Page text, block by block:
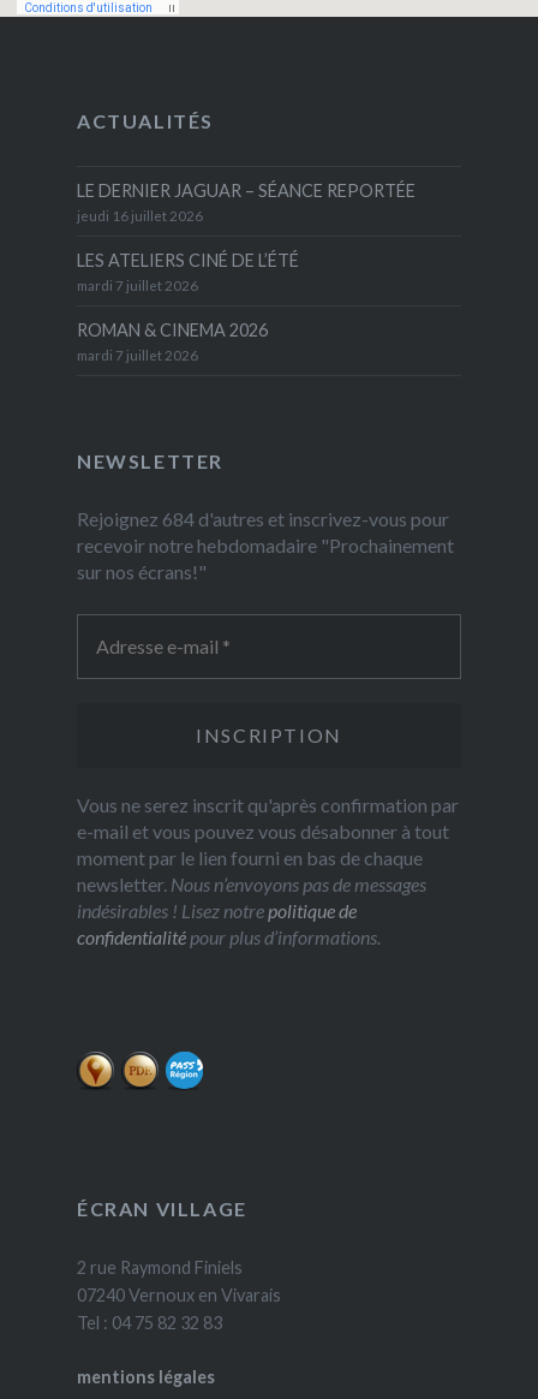
ACTUALITÉS
LE DERNIER JAGUAR – SÉANCE REPORTÉE
jeudi 16 juillet 2026
LES ATELIERS CINÉ DE L’ÉTÉ
mardi 7 juillet 2026
ROMAN & CINEMA 2026
mardi 7 juillet 2026
NEWSLETTER
Rejoignez 684 d'autres et inscrivez-vous pour
recevoir notre hebdomadaire "Prochainement
sur nos écrans!"
Vous ne serez inscrit qu'après confirmation par
e-mail et vous pouvez vous désabonner à tout
moment par le lien fourni en bas de chaque
newsletter. Nous n’envoyons pas de messages
indésirables ! Lisez notrepolitique de
confidentialitépour plus d’informations.
ÉCRAN VILLAGE
2 rue Raymond Finiels
07240 Vernoux en Vivarais
Tel : 04 75 82 32 83
mentions légales